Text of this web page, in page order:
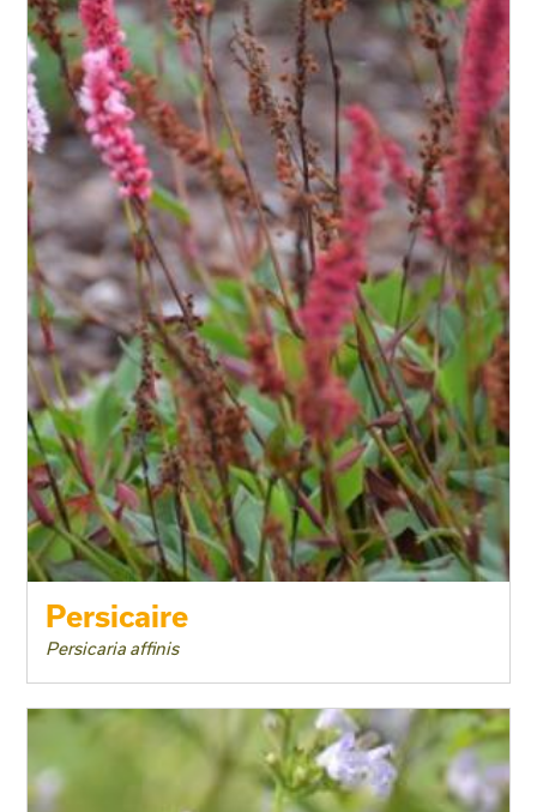
Exposition
Feuillage
Rusticité
Type de sol
Persicaire
Persicaria affinis
Floraison